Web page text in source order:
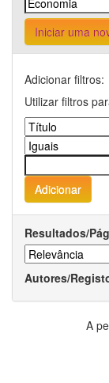
Iniciar uma
Adicionar filtros:
Utilizar filtros
Resultados/
Autores/
A